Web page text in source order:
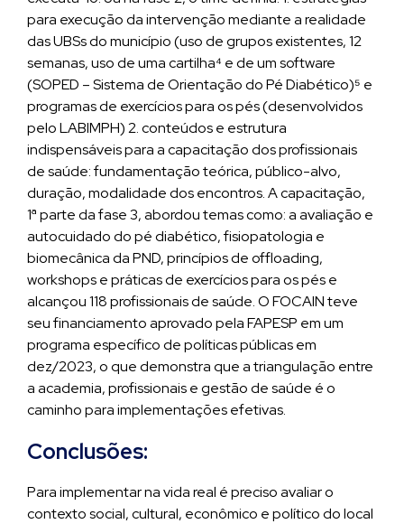
para execução da intervenção mediante a realidade
das UBSs do município (uso de grupos existentes, 12
semanas, uso de uma cartilha⁴ e de um software
(SOPED – Sistema de Orientação do Pé Diabético)⁵ e
programas de exercícios para os pés (desenvolvidos
pelo LABIMPH) 2. conteúdos e estrutura
indispensáveis para a capacitação dos profissionais
de saúde: fundamentação teórica, público-alvo,
duração, modalidade dos encontros. A capacitação,
1ª parte da fase 3, abordou temas como: a avaliação e
autocuidado do pé diabético, fisiopatologia e
biomecânica da PND, princípios de offloading,
workshops e práticas de exercícios para os pés e
alcançou 118 profissionais de saúde. O FOCAIN teve
seu financiamento aprovado pela FAPESP em um
programa específico de políticas públicas em
dez/2023, o que demonstra que a triangulação entre
a academia, profissionais e gestão de saúde é o
caminho para implementações efetivas.
Conclusões:
Para implementar na vida real é preciso avaliar o
contexto social, cultural, econômico e político do local